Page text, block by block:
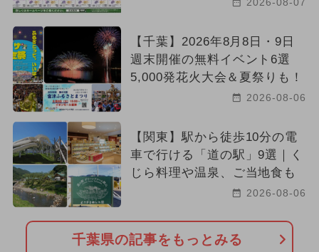
2026-08-07
【千葉】2026年8月8日・9日
週末開催の無料イベント6選
5,000発花火大会＆夏祭りも！
2026-08-06
【関東】駅から徒歩10分の電
車で行ける「道の駅」9選｜く
じら料理や温泉、ご当地食も
2026-08-06
千葉県の記事をもっとみる